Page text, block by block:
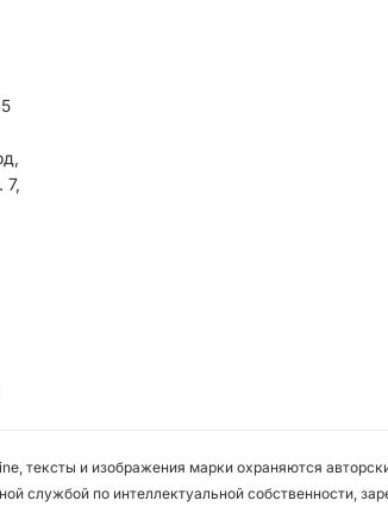
7,
тексты и изображения марки охраняются
службой по интеллектуальной собственности,